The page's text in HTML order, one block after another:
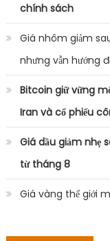
chính sách
Giá nhôm giảm
nhưng vẫn hướng
Bitcoin giữ vững
Iran và cổ phiếu
Giá dầu giảm nhẹ
từ tháng 8
Giá vàng thế giới